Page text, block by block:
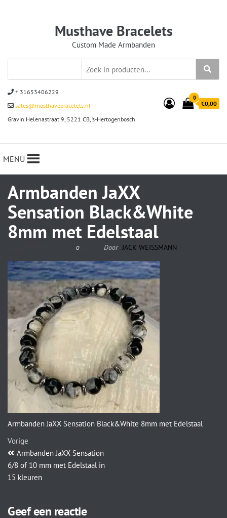
Musthave Bracelets
Custom Made Armbanden
+ 31653406229
sales@musthavebracelets.nl
Gravin Helenastraat 9, 5221 CB, ‘s-Hertogenbosch
0
€0,00
MENU
Armbanden JaXX
Sensation Black&White
8mm met Edelstaal
0 Door JACK WEISSMANN
Armbanden JaXX Sensation Black&White 8mm met Edelstaal
Vorige
Armbanden JaXX Sensation
6/8 of 10 mm met Edelstaal in
15 kleuren
Geef een reactie